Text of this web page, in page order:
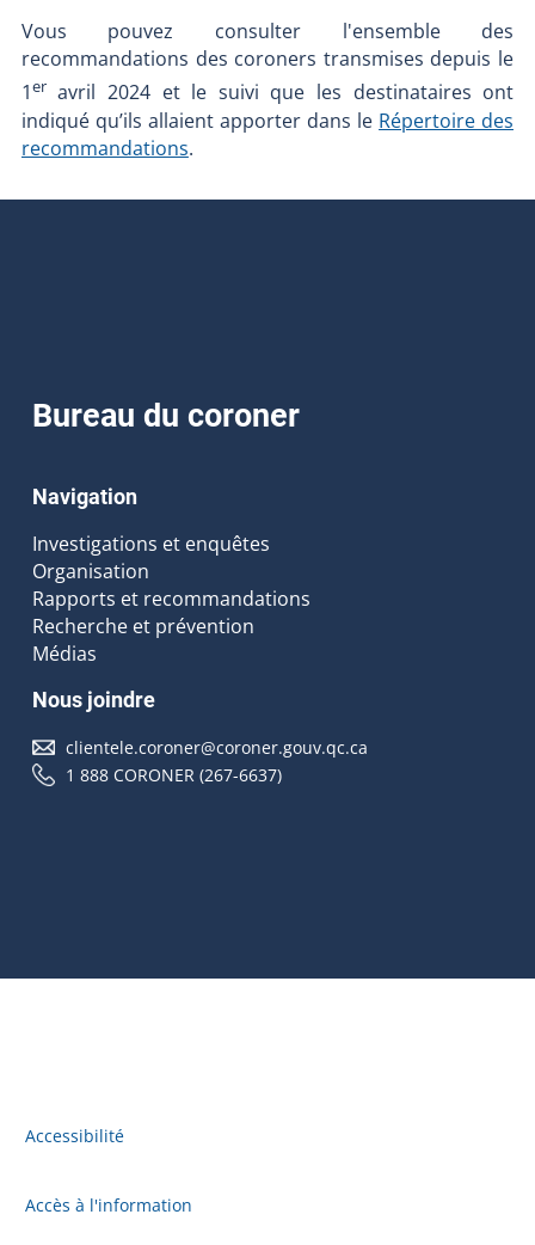
Vous pouvez consulter l'ensemble des
recommandations des coroners transmises depuis le
1eravril 2024 et le suivi que les destinataires ont
indiqué qu’ils allaient apporter dans le Répertoire des
recommandations.
Bureau du coroner
Navigation
Investigations et enquêtes
Organisation
Rapports et recommandations
Recherche et prévention
Médias
Nous joindre
clientele.coroner@coroner.gouv.qc.ca
1 888 CORONER (267-6637)
Accessibilité
Accès à l'information